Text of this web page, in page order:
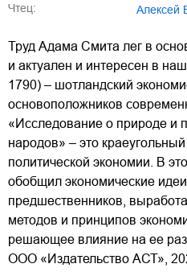
Чтец:
Труд Адама Смита лег в
и актуален и интересен в
1790) – шотландский
основоположников
«Исследование о природе и
народов» – это
политической экономии. В
обобщил экономические
предшественников,
методов и принципов
решающее влияние на ее
ООО «Издательство АСТ»,